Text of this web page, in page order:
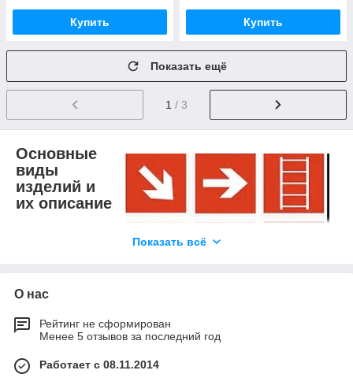
Купить Купить
Показать ещё
1 / 3
Основные
виды
изделий и
их описание
соответствующей
стандартам и
требованиям, мы
предоставляем
комплексные решения для обеспечения безопасности в
Показать всё
О нас
Рейтинг не сформирован
Менее 5 отзывов за последний год
Работает с 08.11.2014